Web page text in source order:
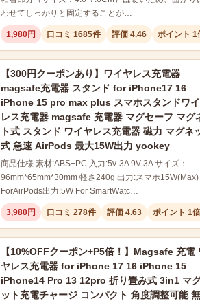
わせてしっかりと固定することが…
1,980円 口コミ 1685件 評価 4.46 ポイント 1
【300円クーポンあり】ワイヤレス充電器
magsafe充電器 スタンド for iPhone17 16
iPhone 15 pro max plus スマホスタンドワ
レス充電器 magsafe 充電器 マグセーフ マグ
ト式 スタンド ワイヤレス充電器 磁力 マグネ
式 急速 AirPods 最大15W出力 yookey
商品仕様 素材:ABS+PC 入力:5v-3A 9V-3A サイズ：
96mm*65mm*30mm 軽さ240g 出力:スマホ15W(Max)
ForAirPods出力:5W For SmartWatc…
3,980円 口コミ 278件 評価 4.63 ポイント 1倍
【10%OFFクーポン+P5倍！】Magsafe 充電
ヤレス充電器 for iPhone 17 16 iPhone 15
iPhone14 Pro 13 12pro 折り畳み式 3in1 マ
ット充電チャージ コンパクト 角度調整可能